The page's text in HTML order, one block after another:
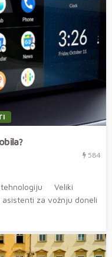
584
tehnologiju Veliki
za vožnju doneli